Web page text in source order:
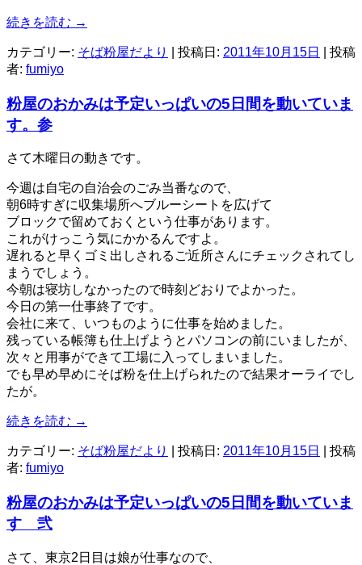
続きを読む →
カテゴリー: そば粉屋だより | 投稿日: 2011年10月15日
投稿
者: fumiyo
粉屋のおかみは予定いっぱいの5日間を動いていま
す。参
さて木曜日の動きです。
今週は自宅の自治会のごみ当番なので、
朝6時すぎに収集場所へブルーシートを広げて
ブロックで留めておくという仕事があります。
これがけっこう気にかかるんですよ。
遅れると早くゴミ出しされるご近所さんにチェックされてし
まうでしょう。
今朝は寝坊しなかったので時刻どおりでよかった。
今日の第一仕事終了です。
会社に来て、いつものように仕事を始めました。
残っている帳簿も仕上げようとパソコンの前にいましたが、
次々と用事ができて工場に入ってしまいました。
でも早め早めにそば粉を仕上げられたので結果オーライでし
たが。
続きを読む →
カテゴリー: そば粉屋だより | 投稿日: 2011年10月15日
投稿
者: fumiyo
粉屋のおかみは予定いっぱいの5日間を動いていま
す 弐
さて、東京2日目は娘が仕事なので、